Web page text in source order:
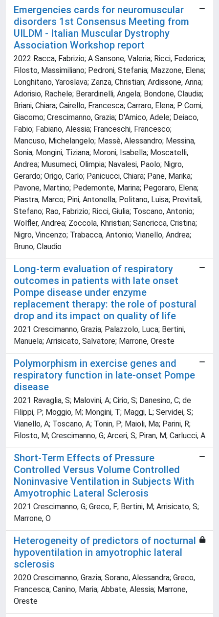
Emergencies cards for neuromuscular
disorders 1st Consensus Meeting from
UILDM - Italian Muscular Dystrophy
Association Workshop report
2022 Racca, Fabrizio; A Sansone, Valeria; Ricci, Federica;
Filosto, Massimiliano; Pedroni, Stefania; Mazzone, Elena;
Longhitano, Yaroslava; Zanza, Christian; Ardissone, Anna;
Adorisio, Rachele; Berardinelli, Angela; Bondone, Claudia;
Briani, Chiara; Cairello, Francesca; Carraro, Elena; P Comi,
Giacomo; Crescimanno, Grazia; D'Amico, Adele; Deiaco,
Fabio; Fabiano, Alessia; Franceschi, Francesco;
Mancuso, Michelangelo; Massè, Alessandro; Messina,
Sonia; Mongini, Tiziana; Moroni, Isabella; Moscatelli,
Andrea; Musumeci, Olimpia; Navalesi, Paolo; Nigro,
Gerardo; Origo, Carlo; Panicucci, Chiara; Pane, Marika;
Pavone, Martino; Pedemonte, Marina; Pegoraro, Elena;
Piastra, Marco; Pini, Antonella; Politano, Luisa; Previtali,
Stefano; Rao, Fabrizio; Ricci, Giulia; Toscano, Antonio;
Wolfler, Andrea; Zoccola, Khristian; Sancricca, Cristina;
Nigro, Vincenzo; Trabacca, Antonio; Vianello, Andrea;
Bruno, Claudio
Long-term evaluation of respiratory
outcomes in patients with late onset
Pompe disease under enzyme
replacement therapy: the role of postural
drop and its impact on quality of life
2021 Crescimanno, Grazia; Palazzolo, Luca; Bertini,
Manuela; Arrisicato, Salvatore; Marrone, Oreste
Polymorphism in exercise genes and
respiratory function in late-onset Pompe
disease
2021 Ravaglia, S; Malovini, A; Cirio, S; Danesino, C; de
Filippi, P; Moggio, M; Mongini, T; Maggi, L; Servidei, S;
Vianello, A; Toscano, A; Tonin, P; Maioli, Ma; Parini, R;
Filosto, M; Crescimanno, G; Arceri, S; Piran, M; Carlucci, A
Short-Term Effects of Pressure
Controlled Versus Volume Controlled
Noninvasive Ventilation in Subjects With
Amyotrophic Lateral Sclerosis
2021 Crescimanno, G; Greco, F; Bertini, M; Arrisicato, S;
Marrone, O
Heterogeneity of predictors of nocturnal
hypoventilation in amyotrophic lateral
sclerosis
2020 Crescimanno, Grazia; Sorano, Alessandra; Greco,
Francesca; Canino, Maria; Abbate, Alessia; Marrone,
Oreste